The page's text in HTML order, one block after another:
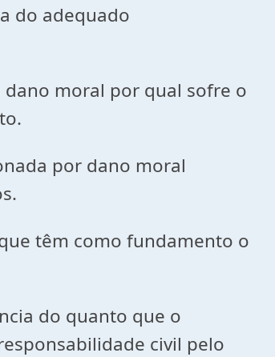
do adequado
moral por qual sofre o
por dano moral
têm como fundamento o
do quanto que o
civil pelo